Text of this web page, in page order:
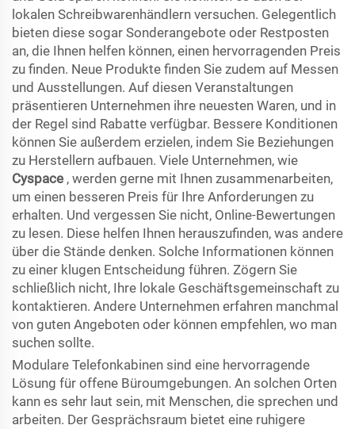
lokalen Schreibwarenhändlern versuchen. Gelegentlich
bieten diese sogar Sonderangebote oder Restposten
an, die Ihnen helfen können, einen hervorragenden Preis
zu finden. Neue Produkte finden Sie zudem auf Messen
und Ausstellungen. Auf diesen Veranstaltungen
präsentieren Unternehmen ihre neuesten Waren, und in
der Regel sind Rabatte verfügbar. Bessere Konditionen
können Sie außerdem erzielen, indem Sie Beziehungen
zu Herstellern aufbauen. Viele Unternehmen, wie
Cyspace , werden gerne mit Ihnen zusammenarbeiten,
um einen besseren Preis für Ihre Anforderungen zu
erhalten. Und vergessen Sie nicht, Online-Bewertungen
zu lesen. Diese helfen Ihnen herauszufinden, was andere
über die Stände denken. Solche Informationen können
zu einer klugen Entscheidung führen. Zögern Sie
schließlich nicht, Ihre lokale Geschäftsgemeinschaft zu
kontaktieren. Andere Unternehmen erfahren manchmal
von guten Angeboten oder können empfehlen, wo man
suchen sollte.
Modulare Telefonkabinen sind eine hervorragende
Lösung für offene Büroumgebungen. An solchen Orten
kann es sehr laut sein, mit Menschen, die sprechen und
arbeiten. Der Gesprächsraum bietet eine ruhigere